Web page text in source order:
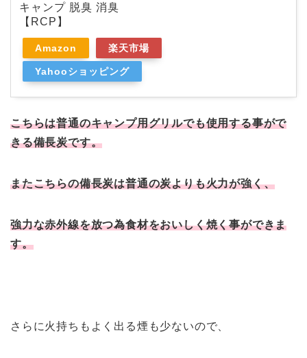
キャンプ 脱臭 消臭
【RCP】
Amazon 楽天市場
Yahooショッピング
こちらは普通のキャンプ用グリルでも使用する事がで
きる備長炭です。
またこちらの備長炭は普通の炭よりも火力が強く、
強力な赤外線を放つ為食材をおいしく焼く事ができま
す。
さらに火持ちもよく出る煙も少ないので、